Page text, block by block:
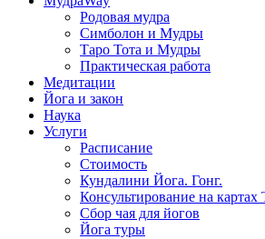
Родовая мудра
Симболон и Мудры
Таро Тота и Мудры
Практическая работа
Медитации
Йога и закон
Наука
Услуги
Расписание
Стоимость
Кундалини Йога. Гонг.
Консультирование на картах
Сбор чая для йогов
Йога туры